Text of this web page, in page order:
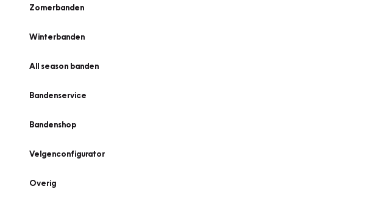
Zomerbanden
Winterbanden
All season banden
Bandenservice
Bandenshop
Velgenconfigurator
Overig